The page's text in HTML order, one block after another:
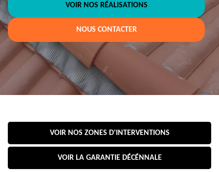
VOIR NOS RÉALISATIONS
NOUS CONTACTER
VOIR NOS ZONES D'INTERVENTIONS
VOIR LA GARANTIE DÉCÉNNALE